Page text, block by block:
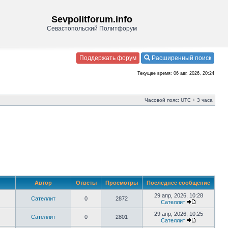
Sevpolitforum.info
Севастопольский Политфорум
Поддержать форум Расширенный поиск
Текущее время: 06 авг, 2026, 20:24
Часовой пояс: UTC + 3 часа
Автор Ответы Просмотры Последнее сообщение
Сателлит 0 2872
29 апр, 2026, 10:28
Сателлит
Сателлит 0 2801
29 апр, 2026, 10:25
Сателлит